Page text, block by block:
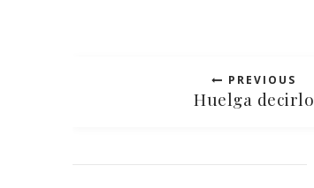
PREVIOUS
Huelga decirlo